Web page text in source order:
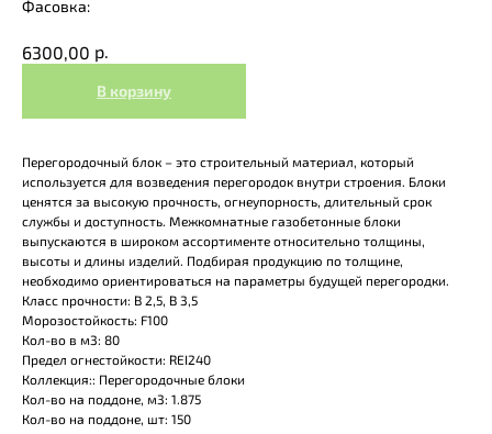
6300,00 р.
В корзину
Перегородочный блок – это строительный материал, который
используется для возведения перегородок внутри строения. Блоки
ценятся за высокую прочность, огнеупорность, длительный срок
службы и доступность. Межкомнатные газобетонные блоки
выпускаются в широком ассортименте относительно толщины,
высоты и длины изделий. Подбирая продукцию по толщине,
необходимо ориентироваться на параметры будущей перегородки.
Класс прочности: В 2,5, B 3,5
Морозостойкость: F100
Кол-во в м3: 80
Предел огнестойкости: REI240
Коллекция:: Перегородочные блоки
Кол-во на поддоне, м3: 1.875
Кол-во на поддоне, шт: 150